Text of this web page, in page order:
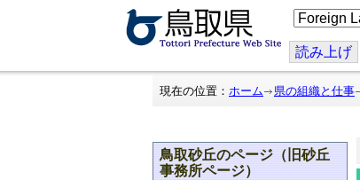
こ
の
ジ
を
翻
読み上げ
現在の位置： ホーム 県の組織と仕事
鳥取砂丘のページ（旧砂丘
事務所ページ）